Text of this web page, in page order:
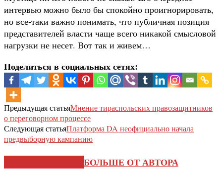
интервью можно было бы спокойно проигнорировать,
но все-таки важно понимать, что публичная позиция
представителей власти чаще всего никакой смысловой
нагрузки не несет. Вот так и живем…
Поделиться в социальных сетях:
Предыдущая статьяМнение тираспольских правозащитников
о переговорном процессе
Следующая статьяПлатформа DA неофициально начала
предвыборную кампанию
БОЛЬШЕ ОТ АВТОРА